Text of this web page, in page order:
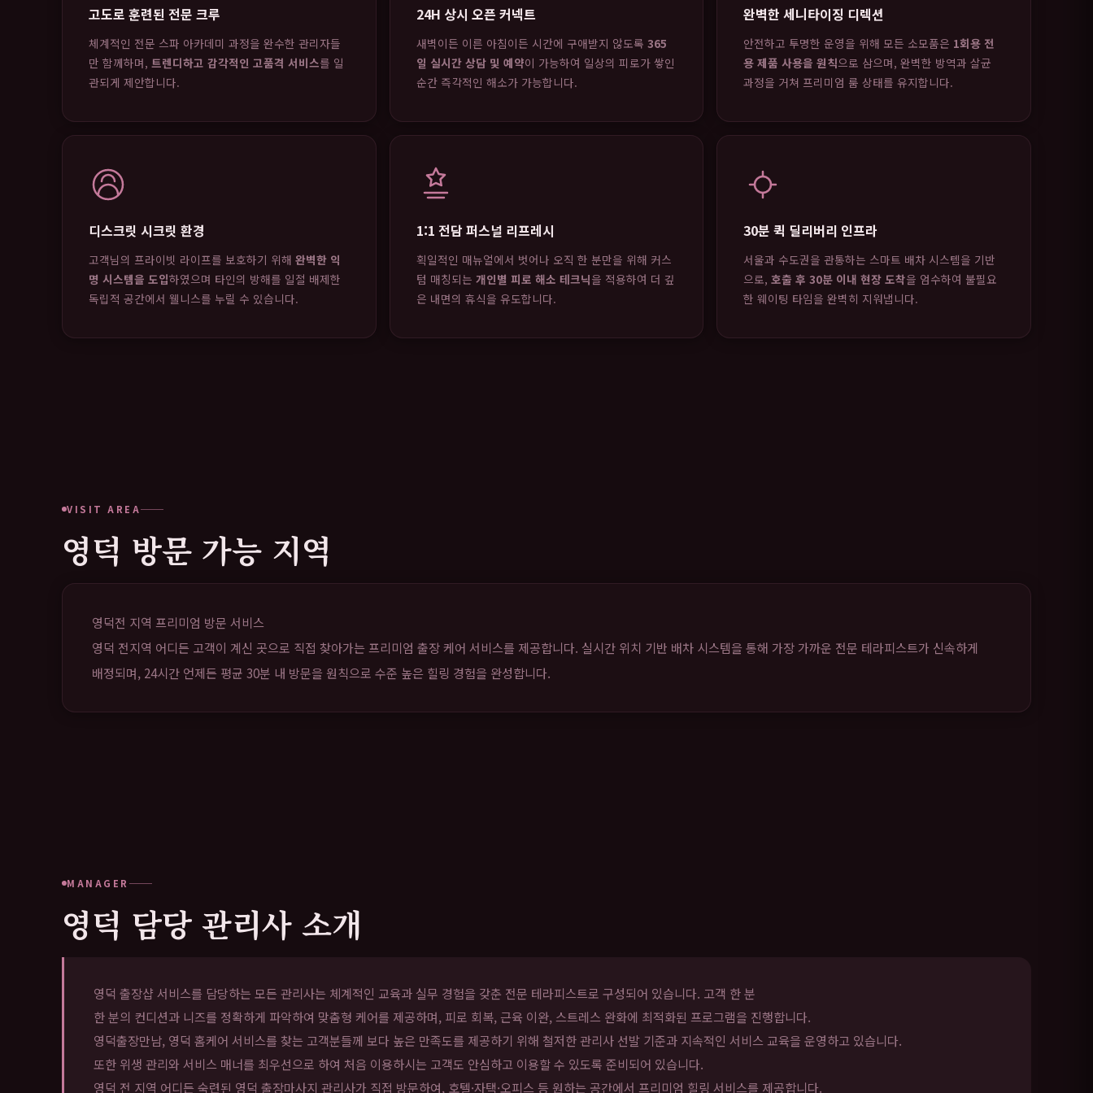
고도로 훈련된 전문 크루
체계적인 전문 스파 아카데미 과정을 완수한 관리자들
만 함께하며, 트렌디하고 감각적인 고품격 서비스를 일
관되게 제안합니다.
24H 상시 오픈 커넥트
새벽이든 이른 아침이든 시간에 구애받지 않도록 365
일 실시간 상담 및 예약이 가능하여 일상의 피로가 쌓인
순간 즉각적인 해소가 가능합니다.
완벽한 세니타이징 디렉션
안전하고 투명한 운영을 위해 모든 소모품은 1회용 전
용 제품 사용을 원칙으로 삼으며, 완벽한 방역과 살균
과정을 거쳐 프리미엄 룸 상태를 유지합니다.
디스크릿 시크릿 환경
고객님의 프라이빗 라이프를 보호하기 위해 완벽한 익
명 시스템을 도입하였으며 타인의 방해를 일절 배제한
독립적 공간에서 웰니스를 누릴 수 있습니다.
1:1 전담 퍼스널 리프레시
획일적인 매뉴얼에서 벗어나 오직 한 분만을 위해 커스
텀 매칭되는 개인별 피로 해소 테크닉을 적용하여 더 깊
은 내면의 휴식을 유도합니다.
30분 퀵 딜리버리 인프라
서울과 수도권을 관통하는 스마트 배차 시스템을 기반
으로,호출 후 30분 이내 현장 도착을 엄수하여 불필요
한 웨이팅 타임을 완벽히 지워냅니다.
VISIT AREA
영덕 방문 가능 지역
영덕전 지역 프리미엄 방문 서비스
영덕 전지역 어디든 고객이 계신 곳으로 직접 찾아가는 프리미엄 출장 케어 서비스를 제공합니다. 실시간 위치 기반 배차 시스템을 통해 가장 가까운 전문 테라피스트가 신속하게
배정되며, 24시간 언제든 평균 30분 내 방문을 원칙으로 수준 높은 힐링 경험을 완성합니다.
MANAGER
영덕 담당 관리사 소개
영덕 출장샵 서비스를 담당하는 모든 관리사는 체계적인 교육과 실무 경험을 갖춘 전문 테라피스트로 구성되어 있습니다. 고객 한 분
한 분의 컨디션과 니즈를 정확하게 파악하여 맞춤형 케어를 제공하며, 피로 회복, 근육 이완, 스트레스 완화에 최적화된 프로그램을 진행합니다.
영덕출장만남, 영덕 홈케어 서비스를 찾는 고객분들께 보다 높은 만족도를 제공하기 위해 철저한 관리사 선발 기준과 지속적인 서비스 교육을 운영하고 있습니다.
또한 위생 관리와 서비스 매너를 최우선으로 하여 처음 이용하시는 고객도 안심하고 이용할 수 있도록 준비되어 있습니다.
영덕 전 지역 어디든 숙련된 영덕 출장마사지 관리사가 직접 방문하여, 호텔·자택·오피스 등 원하는 공간에서 프리미엄 힐링 서비스를 제공합니다.